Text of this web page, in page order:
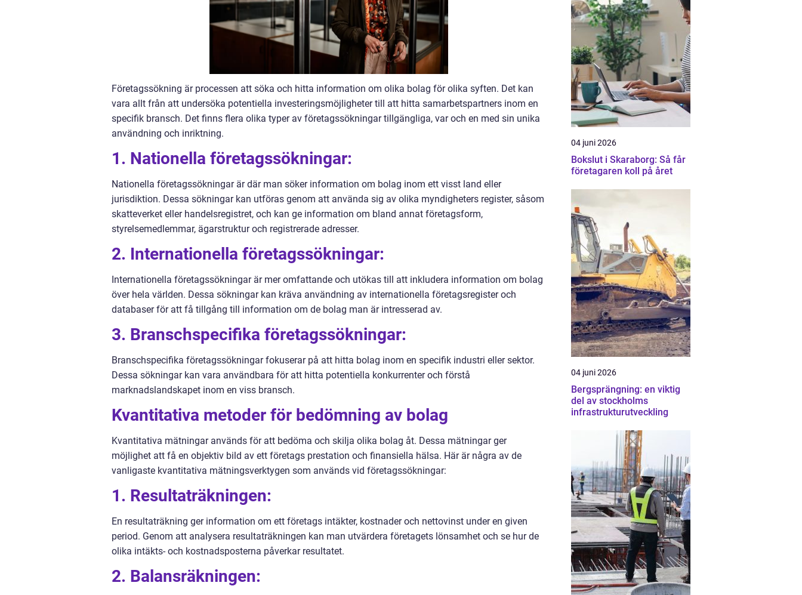
Företagssökning är processen att söka och hitta information om olika bolag för olika syften. Det kan
vara allt från att undersöka potentiella investeringsmöjligheter till att hitta samarbetspartners inom en
specifik bransch. Det finns flera olika typer av företagssökningar tillgängliga, var och en med sin unika
användning och inriktning.
1. Nationella företagssökningar:
Nationella företagssökningar är där man söker information om bolag inom ett visst land eller
jurisdiktion. Dessa sökningar kan utföras genom att använda sig av olika myndigheters register, såsom
skatteverket eller handelsregistret, och kan ge information om bland annat företagsform,
styrelsemedlemmar, ägarstruktur och registrerade adresser.
2. Internationella företagssökningar:
Internationella företagssökningar är mer omfattande och utökas till att inkludera information om bolag
över hela världen. Dessa sökningar kan kräva användning av internationella företagsregister och
databaser för att få tillgång till information om de bolag man är intresserad av.
3. Branschspecifika företagssökningar:
Branschspecifika företagssökningar fokuserar på att hitta bolag inom en specifik industri eller sektor.
Dessa sökningar kan vara användbara för att hitta potentiella konkurrenter och förstå
marknadslandskapet inom en viss bransch.
Kvantitativa metoder för bedömning av bolag
Kvantitativa mätningar används för att bedöma och skilja olika bolag åt. Dessa mätningar ger
möjlighet att få en objektiv bild av ett företags prestation och finansiella hälsa. Här är några av de
vanligaste kvantitativa mätningsverktygen som används vid företagssökningar:
1. Resultaträkningen:
En resultaträkning ger information om ett företags intäkter, kostnader och nettovinst under en given
period. Genom att analysera resultaträkningen kan man utvärdera företagets lönsamhet och se hur de
olika intäkts- och kostnadsposterna påverkar resultatet.
2. Balansräkningen:
04 juni 2026
Bokslut i Skaraborg: Så får
företagaren koll på året
04 juni 2026
Bergsprängning: en viktig
del av stockholms
infrastrukturutveckling